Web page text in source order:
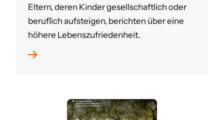
Eltern, deren Kinder gesellschaftlich oder
beruflich aufsteigen, berichten über eine
höhere Lebenszufriedenheit.